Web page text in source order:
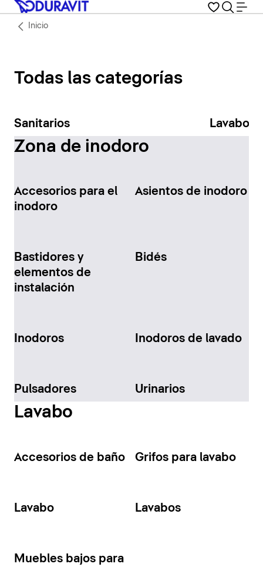
Inicio
Todas las categorías
Sanitarios Lavabos
Zona de inodoro
Accesorios para el
inodoro
Asientos de inodoro
Bastidores y
elementos de
instalación
Bidés
Inodoros Inodoros de lavado
Pulsadores Urinarios
Lavabo
Accesorios de baño Grifos para lavabo
Lavabo Lavabos
Muebles bajos para